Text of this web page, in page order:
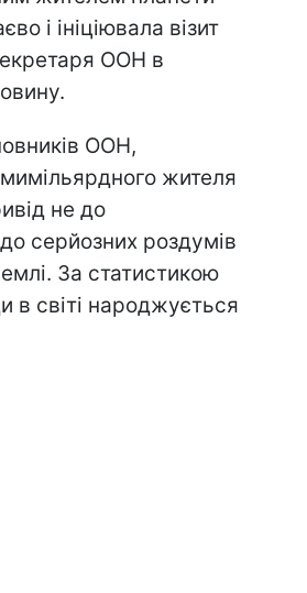
і ініціювала візит
ООН в
ООН,
жителя
не до
серйозних роздумів
За статистикою
світі народжується